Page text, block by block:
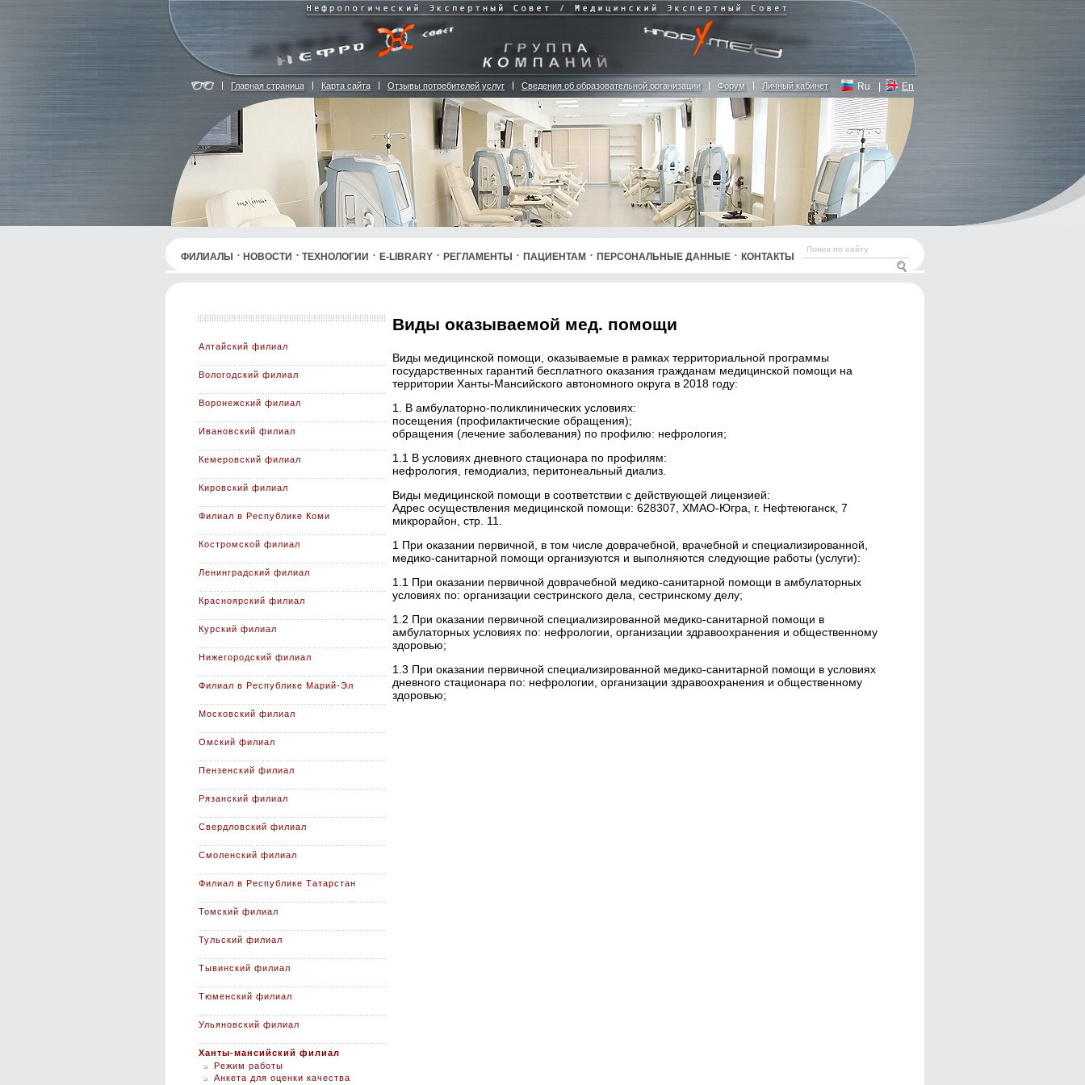
Ru En
Главная страница Карта сайта Отзывы потребителей услуг Сведения об образовательной организации Форум Личный кабинет
ФИЛИАЛЫ НОВОСТИ ТЕХНОЛОГИИ E-LIBRARY РЕГЛАМЕНТЫ ПАЦИЕНТАМ ПЕРСОНАЛЬНЫЕ ДАННЫЕ КОНТАКТЫ
Виды оказываемой мед. помощи
Виды медицинской помощи, оказываемые в рамках территориальной программы
государственных гарантий бесплатного оказания гражданам медицинской помощи на
территории Ханты-Мансийского автономного округа в 2018 году:
1. В амбулаторно-поликлинических условиях:
посещения (профилактические обращения);
обращения (лечение заболевания) по профилю: нефрология;
1.1 В условиях дневного стационара по профилям:
нефрология, гемодиализ, перитонеальный диализ.
Виды медицинской помощи в соответствии с действующей лицензией:
Адрес осуществления медицинской помощи: 628307, ХМАО-Югра, г. Нефтеюганск, 7
микрорайон, стр. 11.
1 При оказании первичной, в том числе доврачебной, врачебной и специализированной,
медико-санитарной помощи организуются и выполняются следующие работы (услуги):
1.1 При оказании первичной доврачебной медико-санитарной помощи в амбулаторных
условиях по: организации сестринского дела, сестринскому делу;
1.2 При оказании первичной специализированной медико-санитарной помощи в
амбулаторных условиях по: нефрологии, организации здравоохранения и общественному
здоровью;
1.3 При оказании первичной специализированной медико-санитарной помощи в условиях
дневного стационара по: нефрологии, организации здравоохранения и общественному
здоровью;
Алтайский филиал
Вологодский филиал
Воронежский филиал
Ивановский филиал
Кемеровский филиал
Кировский филиал
Филиал в Республике Коми
Костромской филиал
Ленинградский филиал
Красноярский филиал
Курский филиал
Нижегородский филиал
Филиал в Республике Марий-Эл
Московский филиал
Омский филиал
Пензенский филиал
Рязанский филиал
Свердловский филиал
Смоленский филиал
Филиал в Республике Татарстан
Томский филиал
Тульский филиал
Тывинский филиал
Тюменский филиал
Ульяновский филиал
Ханты-мансийский филиал
Режим работы
Анкета для оценки качества